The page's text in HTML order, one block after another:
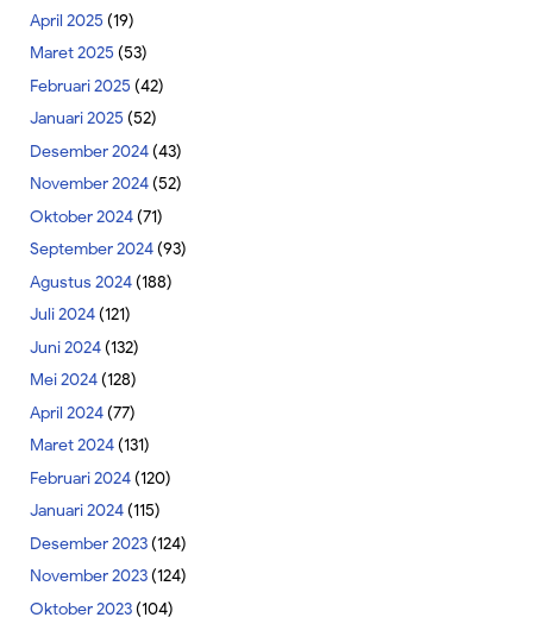
April 2025 (19)
Maret 2025 (53)
Februari 2025 (42)
Januari 2025 (52)
Desember 2024(43)
November 2024(52)
Oktober 2024(71)
September 2024(93)
Agustus 2024(188)
Juli 2024(121)
Juni 2024(132)
Mei 2024(128)
April 2024(77)
Maret 2024(131)
Februari 2024(120)
Januari 2024(115)
Desember 2023(124)
November 2023(124)
Oktober 2023(104)